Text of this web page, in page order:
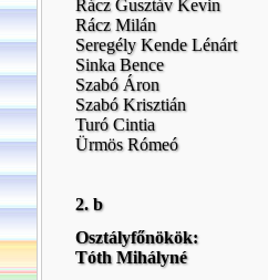
Rácz Gusztáv Kevin
Rácz Milán
Seregély Kende Lénárt
Sinka Bence
Szabó Áron
Szabó Krisztián
Turó Cintia
Ürmös Rómeó
2. b
Osztályfőnökök:
Tóth Mihályné